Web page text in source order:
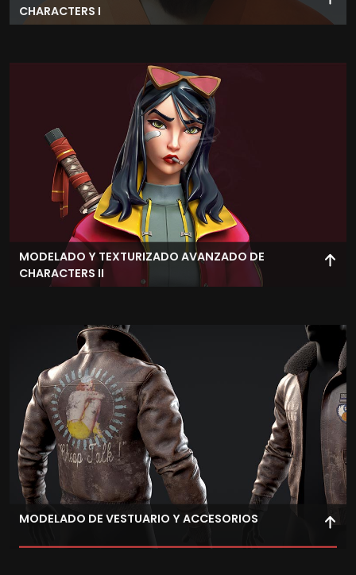
CHARACTERS I
tanto hiperrealistas como estilizados.
MODELADO Y TEXTURIZADO AVANZADO DE
CHARACTERS II
animales y criaturas con la más alta fidelidad en 3D.
MODELADO DE VESTUARIO Y ACCESORIOS